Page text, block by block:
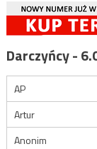
Darczyńcy -
AP
Artur
Anonim